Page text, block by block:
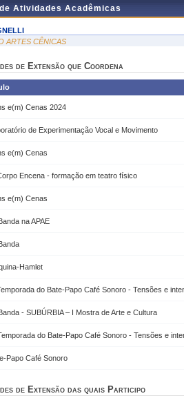
Atividades Acadêmicas
ARTES CÊNICAS
de Extensão que Coordena
e(m) Cenas 2024
de Experimentação Vocal e Movimento
e(m) Cenas
Encena - formação em teatro físico
e(m) Cenas
na APAE
Hamlet
do Bate-Papo Café Sonoro - Tensões e
- SUBÚRBIA – I Mostra de Arte e Cultura
do Bate-Papo Café Sonoro - Tensões e
Papo Café Sonoro
de Extensão das quais Participo